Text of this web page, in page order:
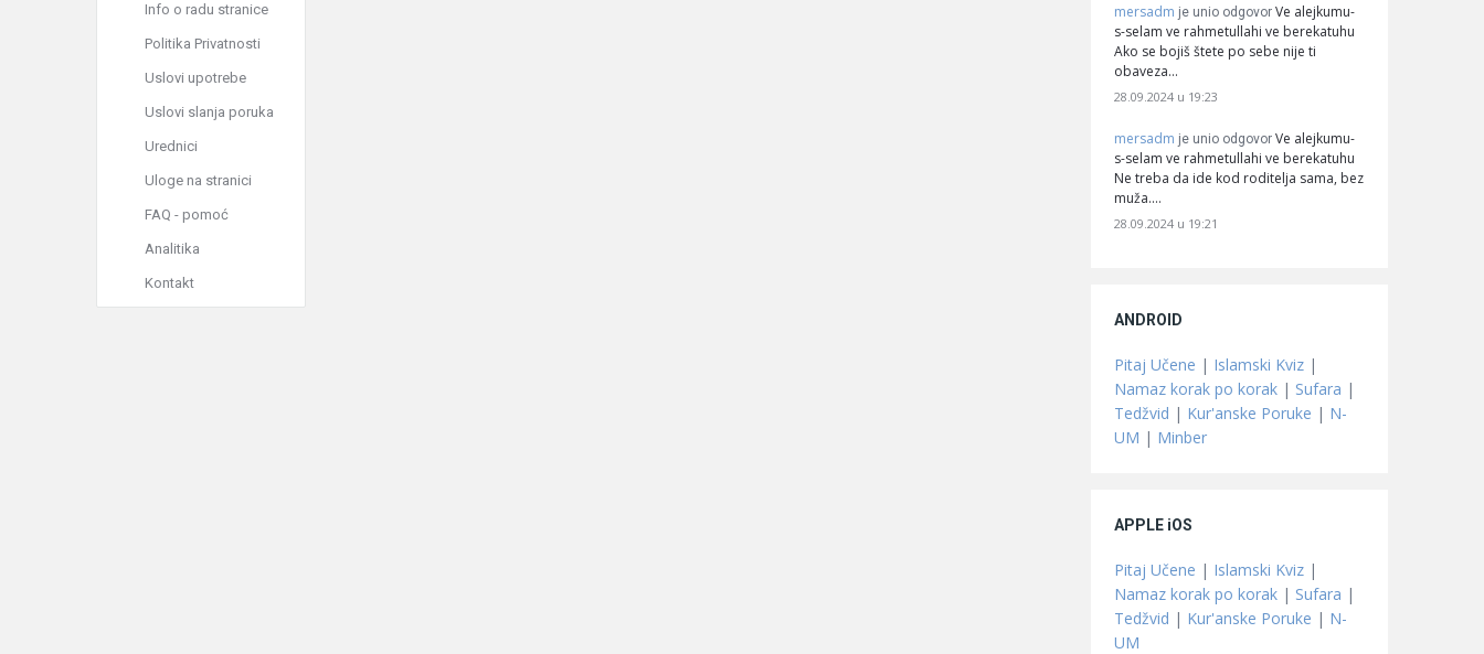
mersadm je unio odgovor Ve alejkumu-
s-selam ve rahmetullahi ve berekatuhu
Ako se bojiš štete po sebe nije ti
obaveza…
28.09.2024 u 19:23
mersadm je unio odgovor Ve alejkumu-
s-selam ve rahmetullahi ve berekatuhu
Ne treba da ide kod roditelja sama, bez
muža.…
28.09.2024 u 19:21
ANDROID
Pitaj Učene | Islamski Kviz |
Namaz korak po korak | Sufara |
Tedžvid | Kur'anske Poruke | N-
UM | Minber
APPLE iOS
Pitaj Učene | Islamski Kviz |
Namaz korak po korak | Sufara |
Tedžvid | Kur'anske Poruke | N-
UM
Info o radu stranice
Politika Privatnosti
Uslovi upotrebe
Uslovi slanja poruka
Urednici
Uloge na stranici
FAQ - pomoć
Analitika
Kontakt